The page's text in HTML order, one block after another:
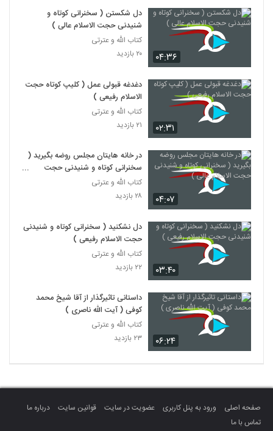
۰۴:۳۶
دل شکستن ( سخنرانی کوتاه و
شنیدنی حجت الاسلام عالی )
کتاب الله و عترتی
۲۰ بازدید
۰۲:۳۱
دغدغه قبولی عمل ( کلیپ کوتاه حجت
الاسلام رفیعی )
کتاب الله و عترتی
۲۱ بازدید
۰۴:۰۷
در خانه هایتان مجلس روضه بگیرید (
سخنرانی کوتاه و شنیدنی حجت
الاسلام عالی )
کتاب الله و عترتی
۲۸ بازدید
۰۳:۴۰
دل نشکنید ( سخنرانی کوتاه و شنیدنی
حجت الاسلام رفیعی )
کتاب الله و عترتی
۲۲ بازدید
۰۶:۲۴
داستانی تاثیرگذار از آقا شیخ محمد
کوفی ( آیت الله ناصری )
کتاب الله و عترتی
۲۳ بازدید
صفحه اصلی ورود به پنل کاربری عضویت در سایت قوانین سایت
درباره ما
تماس با ما